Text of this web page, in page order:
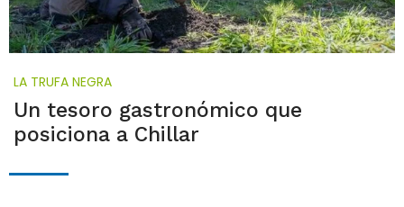
LA TRUFA NEGRA
Un tesoro gastronómico que
posiciona a Chillar